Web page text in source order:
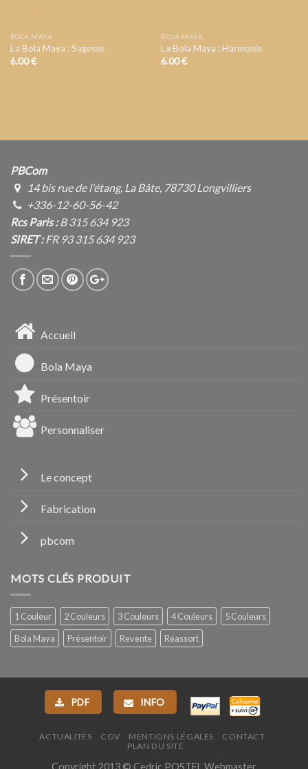
BOLA MAYA
La Bola Maya : Sagesse
6.00€
BOLA MAYA
La Bola Maya : Harmonie
6.00€
PBCom
14 bis rue de l'étang, La Bâte, 78730 Longvilliers
+336-12-60-56-42
Rcs Paris :B 315 634 923
SIRET :FR 93 315 634 923
Accueil
Bola Maya
Présentoir
Personnaliser
Le concept
Fabrication
pbcom
MOTS CLÉS PRODUIT
1 Couleur 2 Couleurs 3 Couleurs 4 Couleurs
5 Couleurs
Bola Maya
Présentoir Revente Réassort
PDF INFO
ACTUALITÉS CGV MENTIONS LÉGALES
CONTACT
PLAN DU SITE